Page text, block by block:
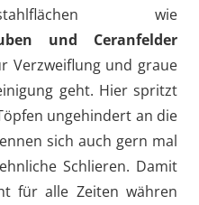
wie
und Ceranfelder
Verzweiflung und graue
geht. Hier spritzt
ungehindert an die
sich auch gern mal
Schlieren. Damit
für alle Zeiten währen